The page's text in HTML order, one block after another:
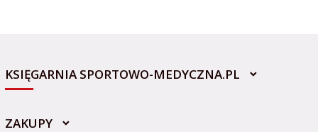
KSIĘGARNIA SPORTOWO-MEDYCZNA.PL
ZAKUPY